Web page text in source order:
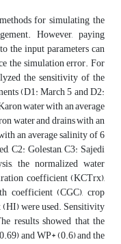
for simulating the
However, paying
the input parameters can
the simulation error. For
the sensitivity of the
(D1: March 5 and D2:
water with an average
water and drains with an
an average salinity of 6
C2: Golestan, C3: Sajedi
the normalized water
coefficient (KCTrx),
coefficient (CGC), crop
were used. Sensitivity
results showed that the
and WP* (0.6) and the